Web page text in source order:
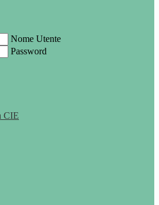
Nome Utente
Password
CIE